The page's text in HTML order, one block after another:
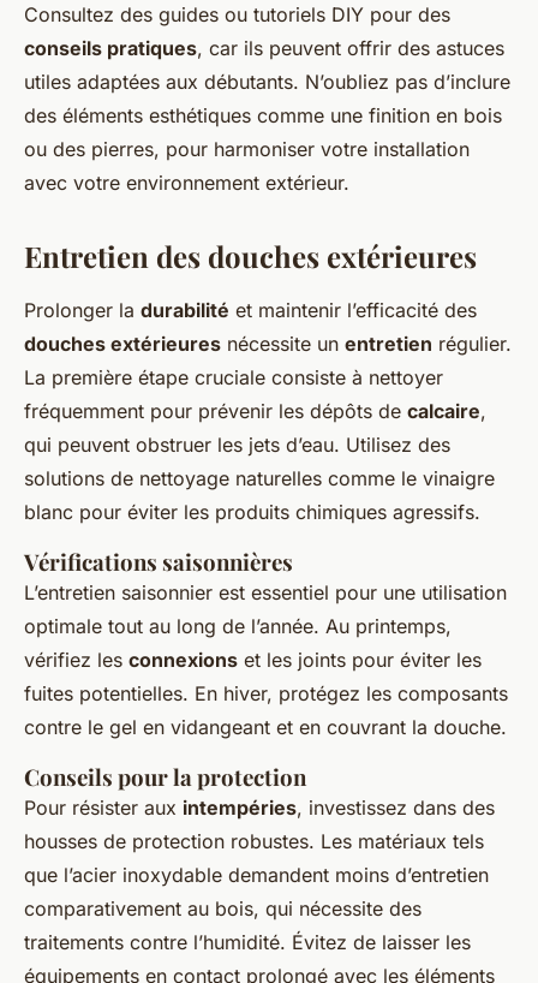
Consultez des guides ou tutoriels DIY pour des
conseils pratiques, car ils peuvent offrir des astuces
utiles adaptées aux débutants. N’oubliez pas d’inclure
des éléments esthétiques comme une finition en bois
ou des pierres, pour harmoniser votre installation
avec votre environnement extérieur.
Entretien des douches extérieures
Prolonger la durabilité et maintenir l’efficacité des
douches extérieures nécessite un entretien régulier.
La première étape cruciale consiste à nettoyer
fréquemment pour prévenir les dépôts de calcaire,
qui peuvent obstruer les jets d’eau. Utilisez des
solutions de nettoyage naturelles comme le vinaigre
blanc pour éviter les produits chimiques agressifs.
Vérifications saisonnières
L’entretien saisonnier est essentiel pour une utilisation
optimale tout au long de l’année. Au printemps,
vérifiez les connexions et les joints pour éviter les
fuites potentielles. En hiver, protégez les composants
contre le gel en vidangeant et en couvrant la douche.
Conseils pour la protection
Pour résister aux intempéries, investissez dans des
housses de protection robustes. Les matériaux tels
que l’acier inoxydable demandent moins d’entretien
comparativement au bois, qui nécessite des
traitements contre l’humidité. Évitez de laisser les
équipements en contact prolongé avec les éléments